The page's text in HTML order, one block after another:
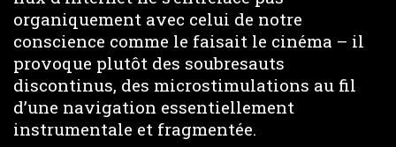
organiquement avec celui de notre
conscience comme le faisait le cinéma – il
provoque plutôt des soubresauts
discontinus, des microstimulations au fil
d’une navigation essentiellement
instrumentale et fragmentée.